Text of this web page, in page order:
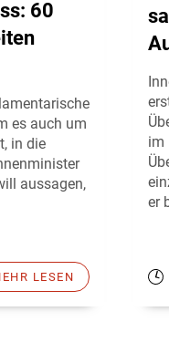
60
es auch um
in die
aussagen,
LESEN
im
er